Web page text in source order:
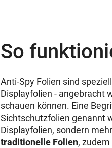
So
Anti-Spy Folien sind
Displayfolien - angebracht
schauen können. Eine
Sichtschutzfolien genannt
Displayfolien, sondern
traditionelle Folien,